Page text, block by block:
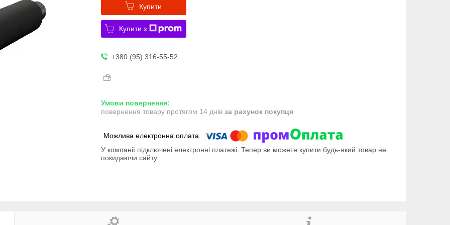
Купити
Купити з
+380 (95) 316-55-52
повернення товару протягом 14 днів за рахунок покупця
У компанії підключені електронні платежі. Тепер ви можете купити будь-який товар не
покидаючи сайту.